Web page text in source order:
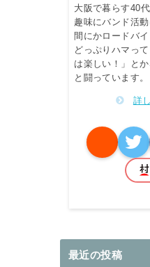
大阪で暮らす40
趣味にバンド活
間にかロードバ
どっぷりハマっ
は楽しい！」と
と闘っています。
詳
最近の投稿